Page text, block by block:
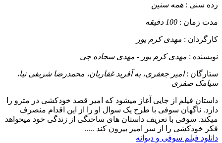
رده سنی : همه سنین
مدت زمان : 100 دقیقه
کارگردان : مهدی کرم پور
نویسنده : مهدی کرم پور - مهدی سجاده چی
ستارگان :امیر جعفری، به آفرید غفاریان، محمدرضا شریفی‌ نیا،
سیامک صفری
داستان فیلم از جایی آغاز میشود که امیر قصد خودکشی در مترو را
دارد. ناگهان سوفی با طرح یک سوال او را از این اقدام منصرف
میکند. سوفی با تعریف داستان های ساختگی از زندگی خود میخواهد
فکر خودکشی را از سر امیر بیرون کند .....
دانلود فیلم سوفی و دیوانه